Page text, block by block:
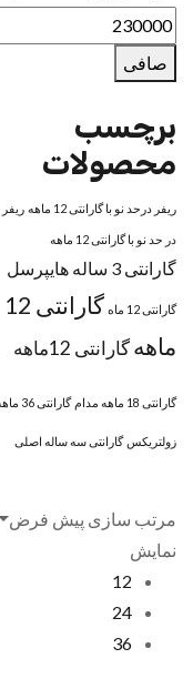
صافی
برچسب
محصولات
ریفر درحد نو با گارانتی 12 ماهه ریفر
در حد نو با گارانتی 12 ماهه
گارانتی 3 ساله هایپرسل
گارانتی 12 ماه
گارانتی 12
ماههگارانتی 12ماهه
گارانتی 18 ماهه مدام گارانتی 36 ماهه مدام
زولتریکس گارانتی سه ساله اصلی
برند ها+
مرتب سازی پیش فرض
نمایش
12
24
36